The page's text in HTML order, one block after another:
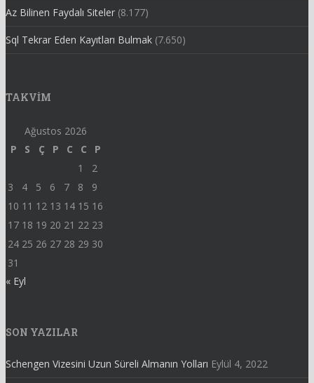
Az Bilinen Faydalı Siteler (8.177)
Sql Tekrar Eden Kayıtları Bulmak (7.650)
TAKVIM
Ağustos 2026
P
S Ç P C C
P
1
2
3
4 5 6 7 8
9
10 11 12 13 14 15 16
17 18 19 20 21 22 23
24 25 26 27 28 29 30
31
« Eyl
SON YAZILAR
Schengen Vizesini Uzun Süreli Almanın Yolları Eylül 4, 2022